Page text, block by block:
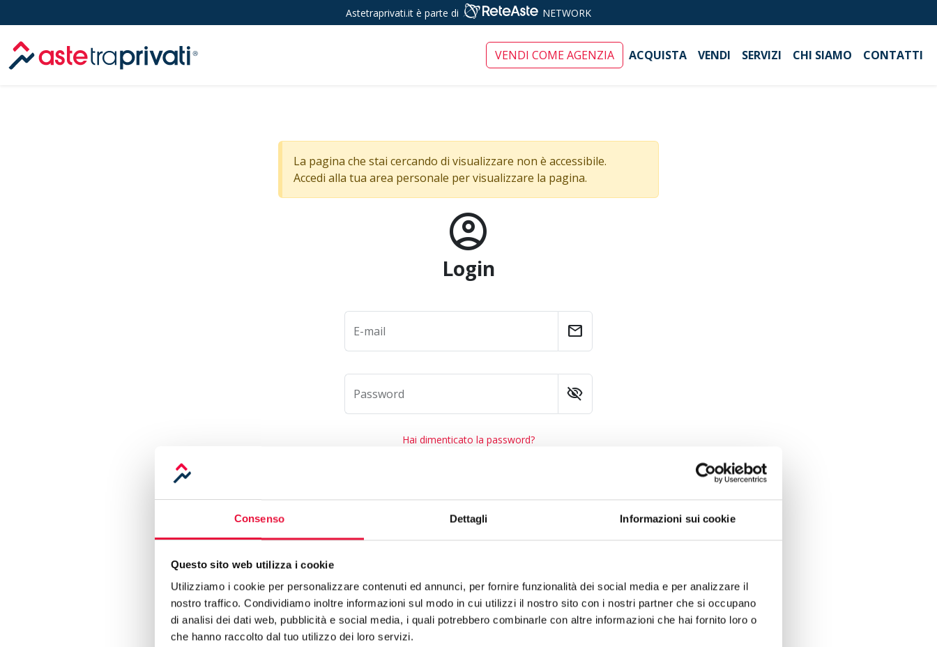
Consenso Dettagli Informazioni sui cookie
Questo sito web utilizza i cookie
Utilizziamo i cookie per personalizzare contenuti ed annunci, per fornire funzionalità dei social media e per analizzare il
nostro traffico. Condividiamo inoltre informazioni sul modo in cui utilizzi il nostro sito con i nostri partner che si occupano
di analisi dei dati web, pubblicità e social media, i quali potrebbero combinarle con altre informazioni che hai fornito loro o
che hanno raccolto dal tuo utilizzo dei loro servizi.
Astetraprivati.it è parte di NETWORK
Aste immobiliari tra privati VENDI COME AGENZIA ACQUISTA VENDI SERVIZI CHI SIAMO CONTATTI
La pagina che stai cercando di visualizzare non è accessibile.
Accedi alla tua area personale per visualizzare la pagina.
account_circle
Login
E-mail mail
Password visibility_off
Hai dimenticato la password?
Oppure
Cos'è ID?
Non hai un account?